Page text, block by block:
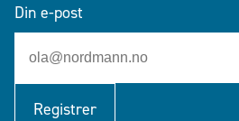
Din e-post
Registrer